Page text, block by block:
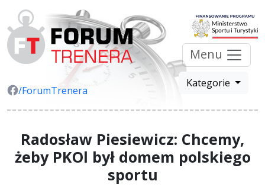
/ForumTrenera
Menu
Kategorie
Radosław Piesiewicz: Chcemy,
żeby PKOl był domem polskiego
sportu